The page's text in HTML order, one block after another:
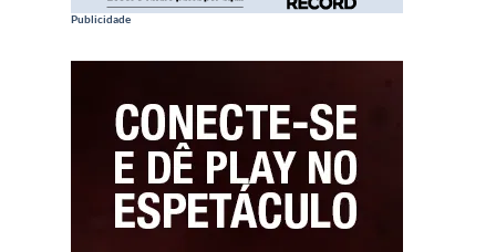
Publicidade